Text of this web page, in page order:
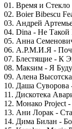
01. Время и
02. Boier Bibescu
03. Андрей
04. Dina - Не Такой
05. Анна
06. А.Р.М.И.Я -
07. Блестящие - К
08. Макsим - Я
09. Алена
10. Даша Суворова
11. Дискотека
12. Монако Project
13. Ани Лорак -
14. Дима Билан -